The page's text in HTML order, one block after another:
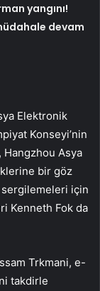
yangını!
devam
Elektronik
Konseyi’nin
Hangzhou Asya
bir göz
sergilemeleri için
Kenneth Fok da
Trkmani, e-
takdirle